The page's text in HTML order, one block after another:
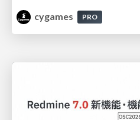
cygames
PRO